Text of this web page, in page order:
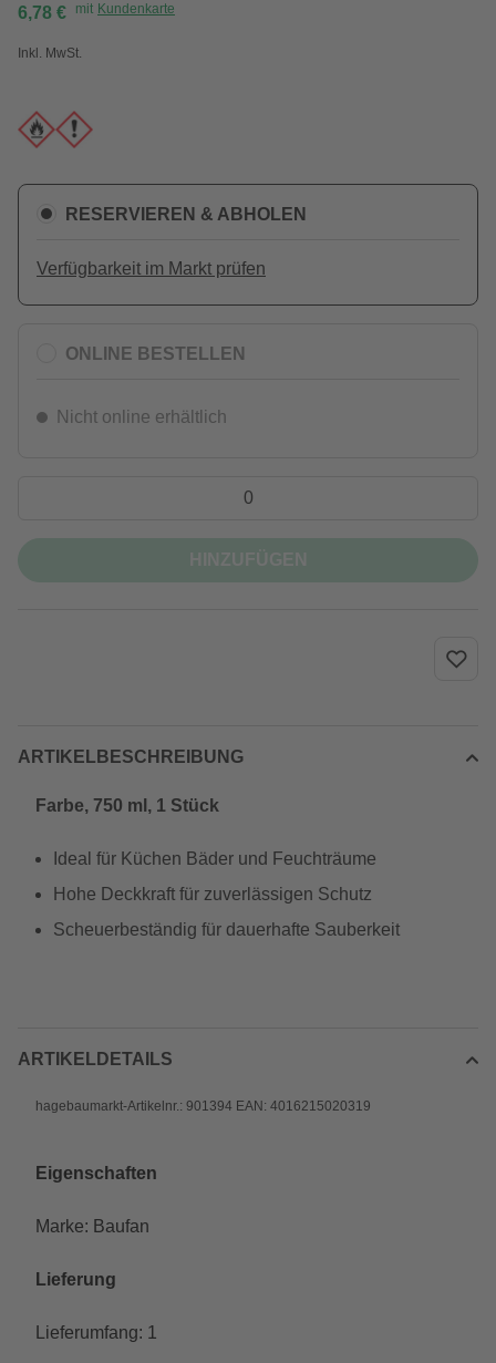
6,78 € mit Kundenkarte
Inkl. MwSt.
RESERVIEREN & ABHOLEN
Verfügbarkeit im Markt prüfen
ONLINE BESTELLEN
Nicht online erhältlich
ARTIKELBESCHREIBUNG
Farbe, 750 ml, 1 Stück
Ideal für Küchen Bäder und Feuchträume
Hohe Deckkraft für zuverlässigen Schutz
Scheuerbeständig für dauerhafte Sauberkeit
ARTIKELDETAILS
hagebaumarkt-Artikelnr.: 901394 EAN: 4016215020319
Eigenschaften
Marke: Baufan
Lieferung
Lieferumfang: 1